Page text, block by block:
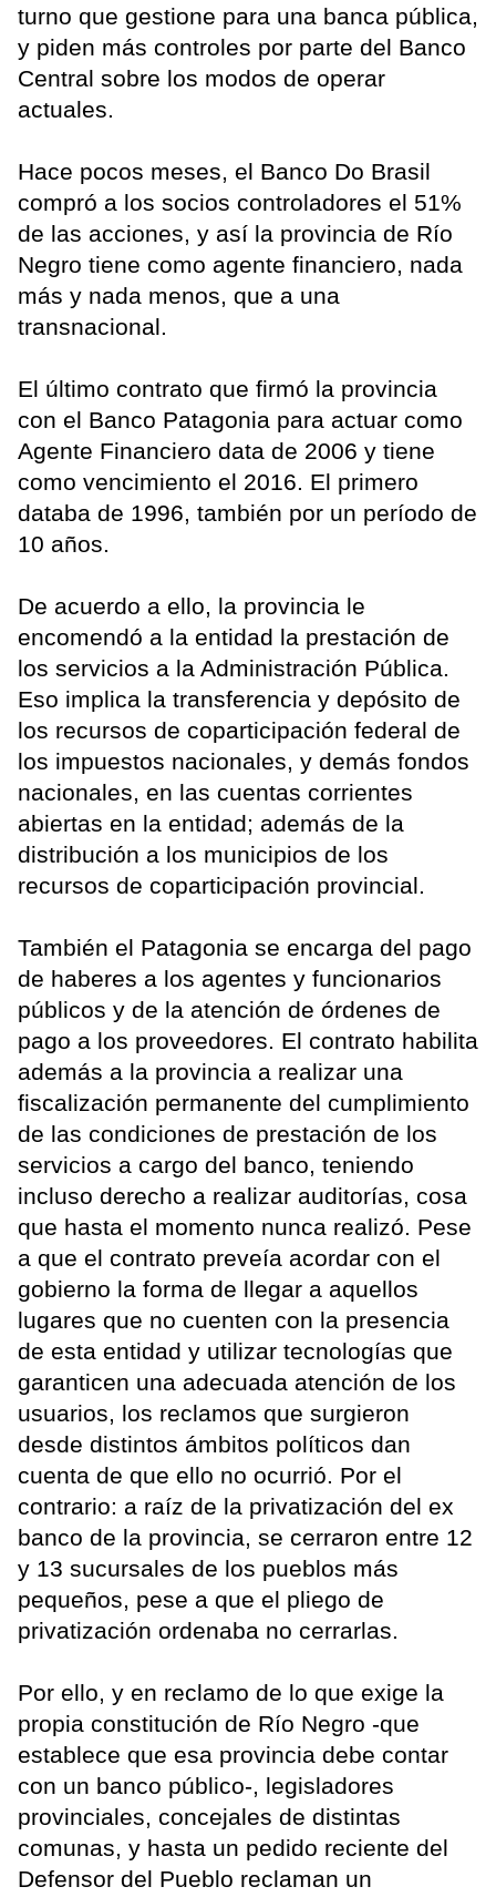
turno que gestione para una banca pública,
y piden más controles por parte del Banco
Central sobre los modos de operar
actuales.
Hace pocos meses, el Banco Do Brasil
compró a los socios controladores el 51%
de las acciones, y así la provincia de Río
Negro tiene como agente financiero, nada
más y nada menos, que a una
transnacional.
El último contrato que firmó la provincia
con el Banco Patagonia para actuar como
Agente Financiero data de 2006 y tiene
como vencimiento el 2016. El primero
databa de 1996, también por un período de
10 años.
De acuerdo a ello, la provincia le
encomendó a la entidad la prestación de
los servicios a la Administración Pública.
Eso implica la transferencia y depósito de
los recursos de coparticipación federal de
los impuestos nacionales, y demás fondos
nacionales, en las cuentas corrientes
abiertas en la entidad; además de la
distribución a los municipios de los
recursos de coparticipación provincial.
También el Patagonia se encarga del pago
de haberes a los agentes y funcionarios
públicos y de la atención de órdenes de
pago a los proveedores. El contrato habilita
además a la provincia a realizar una
fiscalización permanente del cumplimiento
de las condiciones de prestación de los
servicios a cargo del banco, teniendo
incluso derecho a realizar auditorías, cosa
que hasta el momento nunca realizó. Pese
a que el contrato preveía acordar con el
gobierno la forma de llegar a aquellos
lugares que no cuenten con la presencia
de esta entidad y utilizar tecnologías que
garanticen una adecuada atención de los
usuarios, los reclamos que surgieron
desde distintos ámbitos políticos dan
cuenta de que ello no ocurrió. Por el
contrario: a raíz de la privatización del ex
banco de la provincia, se cerraron entre 12
y 13 sucursales de los pueblos más
pequeños, pese a que el pliego de
privatización ordenaba no cerrarlas.
Por ello, y en reclamo de lo que exige la
propia constitución de Río Negro -que
establece que esa provincia debe contar
con un banco público-, legisladores
provinciales, concejales de distintas
comunas, y hasta un pedido reciente del
Defensor del Pueblo reclaman un